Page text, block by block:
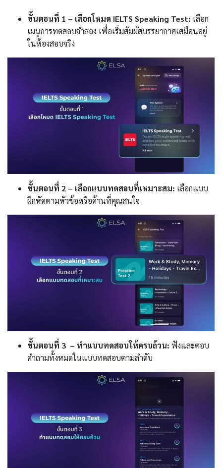
ขั้นตอนที่ 1 – เลือกโหมด IELTS Speaking Test: เลือก
เมนูการทดสอบจำลอง เพื่อเริ่มสัมผัสบรรยากาศเสมือนอยู่
ในห้องสอบจริง
ขั้นตอนที่ 2 – เลือกแบบทดสอบที่เหมาะสม: เลือกแบบ
ฝึกหัดตามหัวข้อหรือด้านที่คุณสนใจ
ขั้นตอนที่ 3 – ทำแบบทดสอบให้ครบถ้วน: ฟังและตอบ
คำถามทั้งหมดในแบบทดสอบตามลำดับ